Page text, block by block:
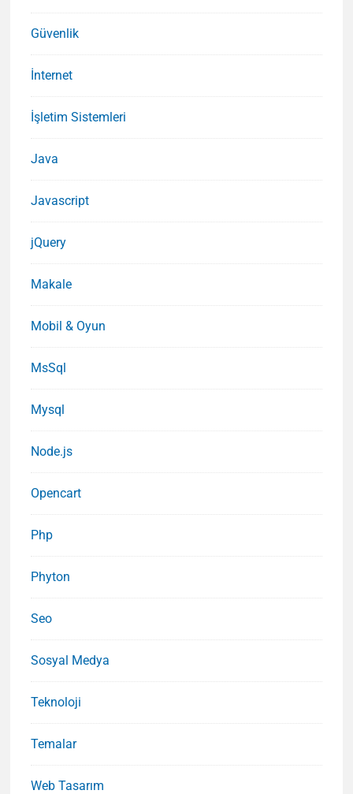
Güvenlik
İnternet
İşletim Sistemleri
Java
Javascript
jQuery
Makale
Mobil & Oyun
MsSql
Mysql
Node.js
Opencart
Php
Phyton
Seo
Sosyal Medya
Teknoloji
Temalar
Web Tasarım